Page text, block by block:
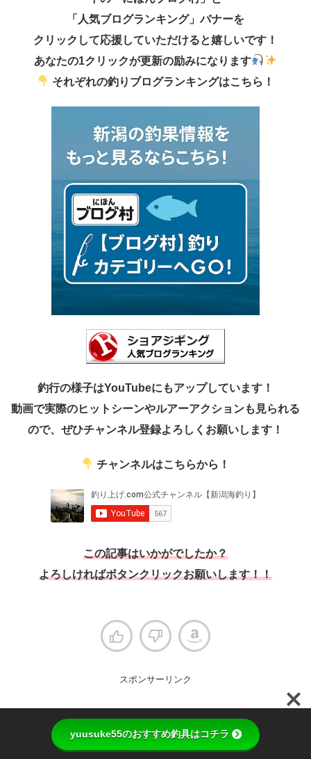
「人気ブログランキング」バナーを
クリックして応援していただけると嬉しいです！
あなたの1クリックが更新の励みになります
それぞれの釣りブログランキングはこちら！
釣行の様子はYouTubeにもアップしています！
動画で実際のヒットシーンやルアーアクションも見られる
ので、ぜひチャンネル登録よろしくお願いします！
チャンネルはこちらから！
この記事はいかがでしたか？
よろしければボタンクリックお願いします！！
スポンサーリンク
yuusuke55のおすすめ釣具はコチラ